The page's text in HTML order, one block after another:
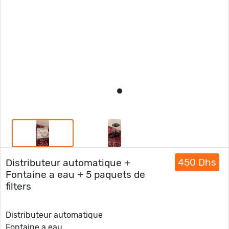
450 Dhs
Distributeur automatique +
Fontaine a eau + 5 paquets de
filters
Distributeur automatique